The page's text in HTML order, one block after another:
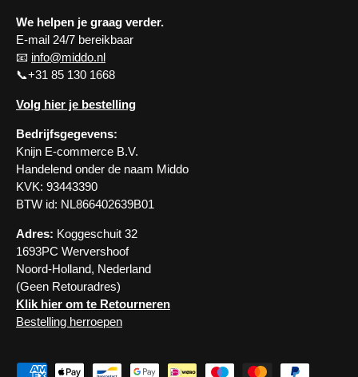
We helpen je graag verder.
E-mail 24/7 bereikbaar
📧 info@middo.nl
📞+31 85 130 1668
Volg hier je bestelling
Bedrijfsgegevens:
Knijn E-commerce B.V.
Handelend onder de naam Middo
KVK: 93443390
BTW id: NL866402639B01
Adres: Koggeschuit 32
1693PC Wervershoof
Noord-Holland, Nederland
(Geen Retouradres)
Klik hier om te Retourneren
Bestelling herroepen
Geaccepteerde betaalmethoden